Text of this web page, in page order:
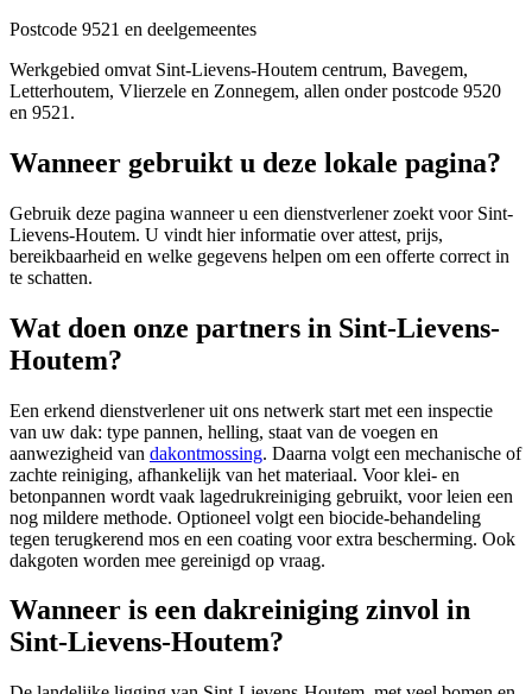
Postcode 9521 en deelgemeentes
Werkgebied omvat Sint-Lievens-Houtem centrum, Bavegem,
Letterhoutem, Vlierzele en Zonnegem, allen onder postcode 9520
en 9521.
Wanneer gebruikt u deze lokale pagina?
Gebruik deze pagina wanneer u een dienstverlener zoekt voor Sint-
Lievens-Houtem. U vindt hier informatie over attest, prijs,
bereikbaarheid en welke gegevens helpen om een offerte correct in
te schatten.
Wat doen onze partners in Sint-Lievens-
Houtem?
Een erkend dienstverlener uit ons netwerk start met een inspectie
van uw dak: type pannen, helling, staat van de voegen en
aanwezigheid van dakontmossing. Daarna volgt een mechanische of
zachte reiniging, afhankelijk van het materiaal. Voor klei- en
betonpannen wordt vaak lagedrukreiniging gebruikt, voor leien een
nog mildere methode. Optioneel volgt een biocide-behandeling
tegen terugkerend mos en een coating voor extra bescherming. Ook
dakgoten worden mee gereinigd op vraag.
Wanneer is een dakreiniging zinvol in
Sint-Lievens-Houtem?